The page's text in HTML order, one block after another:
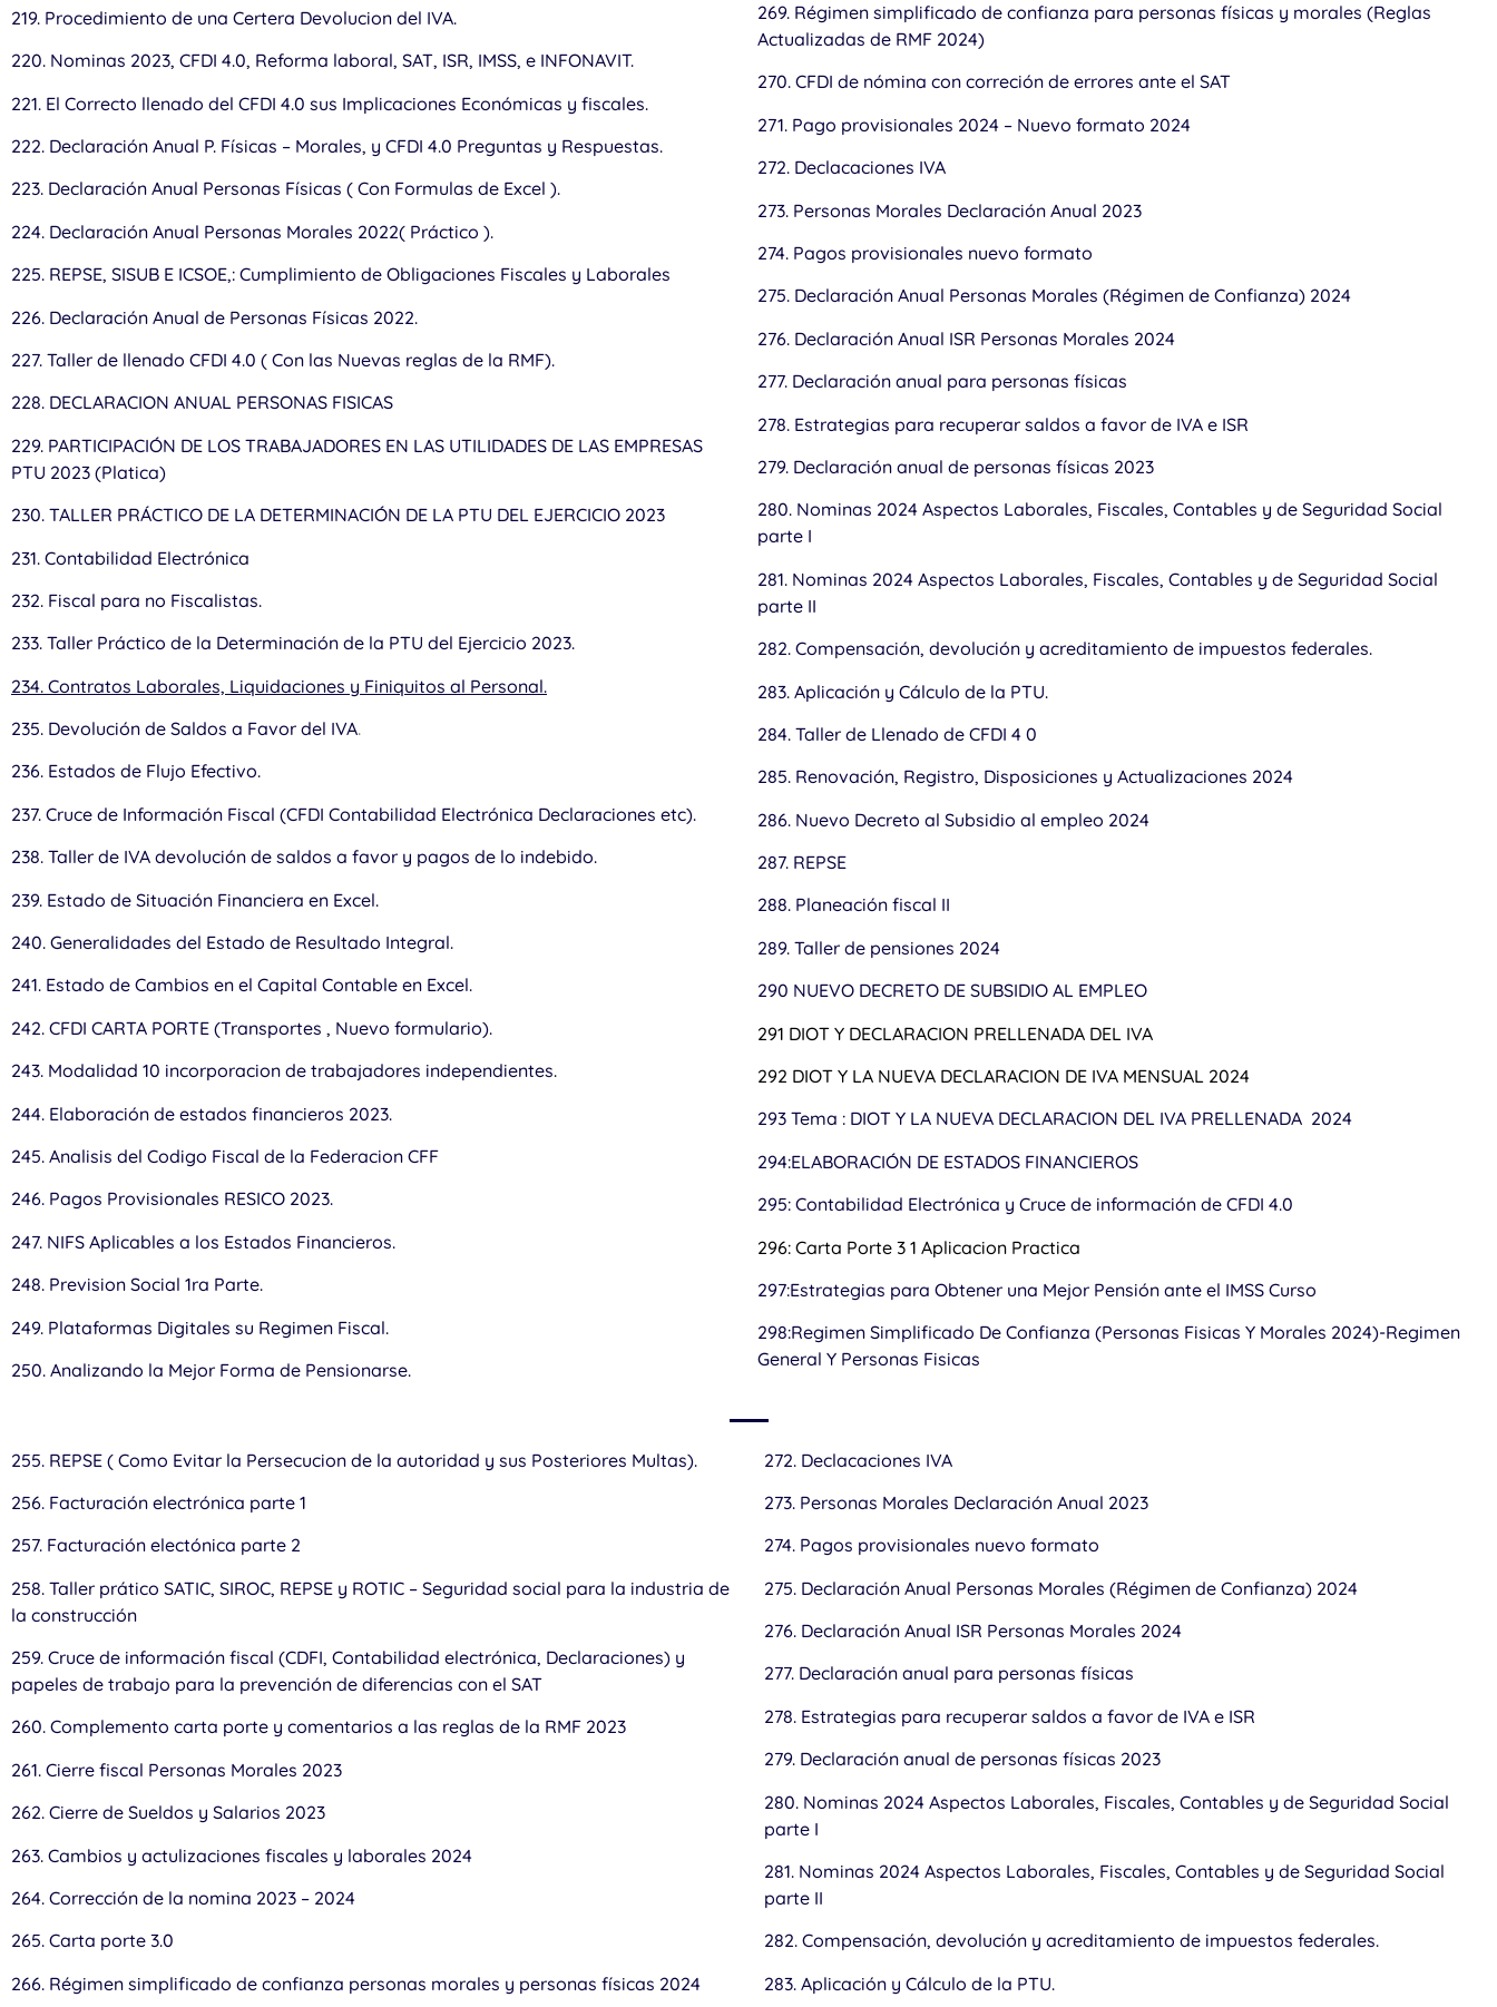
219. Procedimiento de una Certera Devolucion del IVA.
220. Nominas 2023, CFDI 4.0, Reforma laboral, SAT, ISR, IMSS, e INFONAVIT.
221. El Correcto llenado del CFDI 4.0 sus Implicaciones Económicas y fiscales.
222. Declaración Anual P. Físicas – Morales, y CFDI 4.0 Preguntas y Respuestas.
223. Declaración Anual Personas Físicas ( Con Formulas de Excel ).
224. Declaración Anual Personas Morales 2022( Práctico ).
225. REPSE, SISUB E ICSOE,: Cumplimiento de Obligaciones Fiscales y Laborales
226. Declaración Anual de Personas Físicas 2022.
227. Taller de llenado CFDI 4.0 ( Con las Nuevas reglas de la RMF).
228. DECLARACION ANUAL PERSONAS FISICAS
229. PARTICIPACIÓN DE LOS TRABAJADORES EN LAS UTILIDADES DE LAS EMPRESAS
PTU 2023 (Platica)
230. TALLER PRÁCTICO DE LA DETERMINACIÓN DE LA PTU DEL EJERCICIO 2023
231. Contabilidad Electrónica
232. Fiscal para no Fiscalistas.
233. Taller Práctico de la Determinación de la PTU del Ejercicio 2023.
234. Contratos Laborales, Liquidaciones y Finiquitos al Personal.
235. Devolución de Saldos a Favor del IVA.
236. Estados de Flujo Efectivo.
237. Cruce de Información Fiscal (CFDI Contabilidad Electrónica Declaraciones etc).
238. Taller de IVA devolución de saldos a favor y pagos de lo indebido.
239. Estado de Situación Financiera en Excel.
240. Generalidades del Estado de Resultado Integral.
241. Estado de Cambios en el Capital Contable en Excel.
242. CFDI CARTA PORTE (Transportes , Nuevo formulario).
243. Modalidad 10 incorporacion de trabajadores independientes.
244. Elaboración de estados financieros 2023.
245. Analisis del Codigo Fiscal de la Federacion CFF
246. Pagos Provisionales RESICO 2023.
247. NIFS Aplicables a los Estados Financieros.
248. Prevision Social 1ra Parte.
249. Plataformas Digitales su Regimen Fiscal.
250. Analizando la Mejor Forma de Pensionarse.
269. Régimen simplificado de confianza para personas físicas y morales (Reglas
Actualizadas de RMF 2024)
270. CFDI de nómina con correción de errores ante el SAT
271. Pago provisionales 2024 – Nuevo formato 2024
272. Declacaciones IVA
273. Personas Morales Declaración Anual 2023
274. Pagos provisionales nuevo formato
275. Declaración Anual Personas Morales (Régimen de Confianza) 2024
276. Declaración Anual ISR Personas Morales 2024
277. Declaración anual para personas físicas
278. Estrategias para recuperar saldos a favor de IVA e ISR
279. Declaración anual de personas físicas 2023
280. Nominas 2024 Aspectos Laborales, Fiscales, Contables y de Seguridad Social
parte I
281. Nominas 2024 Aspectos Laborales, Fiscales, Contables y de Seguridad Social
parte II
282. Compensación, devolución y acreditamiento de impuestos federales.
283. Aplicación y Cálculo de la PTU.
284. Taller de Llenado de CFDI 4 0
285. Renovación, Registro, Disposiciones y Actualizaciones 2024
286. Nuevo Decreto al Subsidio al empleo 2024
287. REPSE
288. Planeación fiscal II
289. Taller de pensiones 2024
290 NUEVO DECRETO DE SUBSIDIO AL EMPLEO
291 DIOT Y DECLARACION PRELLENADA DEL IVA
292 DIOT Y LA NUEVA DECLARACION DE IVA MENSUAL 2024
293 Tema : DIOT Y LA NUEVA DECLARACION DEL IVA PRELLENADA 2024
294:ELABORACIÓN DE ESTADOS FINANCIEROS
295: Contabilidad Electrónica y Cruce de información de CFDI 4.0
296: Carta Porte 3 1 Aplicacion Practica
297:Estrategias para Obtener una Mejor Pensión ante el IMSS Curso
298:Regimen Simplificado De Confianza (Personas Fisicas Y Morales 2024)-Regimen
General Y Personas Fisicas
255. REPSE ( Como Evitar la Persecucion de la autoridad y sus Posteriores Multas).
256. Facturación electrónica parte 1
257. Facturación electónica parte 2
258. Taller prático SATIC, SIROC, REPSE y ROTIC – Seguridad social para la industria de
la construcción
259. Cruce de información fiscal (CDFI, Contabilidad electrónica, Declaraciones) y
papeles de trabajo para la prevención de diferencias con el SAT
260. Complemento carta porte y comentarios a las reglas de la RMF 2023
261. Cierre fiscal Personas Morales 2023
262. Cierre de Sueldos y Salarios 2023
263. Cambios y actulizaciones fiscales y laborales 2024
264. Corrección de la nomina 2023 – 2024
265. Carta porte 3.0
266. Régimen simplificado de confianza personas morales y personas físicas 2024
272. Declacaciones IVA
273. Personas Morales Declaración Anual 2023
274. Pagos provisionales nuevo formato
275. Declaración Anual Personas Morales (Régimen de Confianza) 2024
276. Declaración Anual ISR Personas Morales 2024
277. Declaración anual para personas físicas
278. Estrategias para recuperar saldos a favor de IVA e ISR
279. Declaración anual de personas físicas 2023
280. Nominas 2024 Aspectos Laborales, Fiscales, Contables y de Seguridad Social
parte I
281. Nominas 2024 Aspectos Laborales, Fiscales, Contables y de Seguridad Social
parte II
282. Compensación, devolución y acreditamiento de impuestos federales.
283. Aplicación y Cálculo de la PTU.